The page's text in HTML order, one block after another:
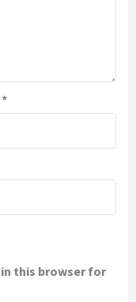
*
this browser for